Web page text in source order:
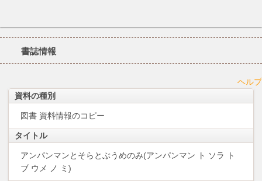
書誌情報
ヘルプ
資料の種別
図書 資料情報のコピー
タイトル
アンパンマンとそらとぶうめのみ(アンパンマン ト ソラ ト
ブ ウメ ノ ミ)